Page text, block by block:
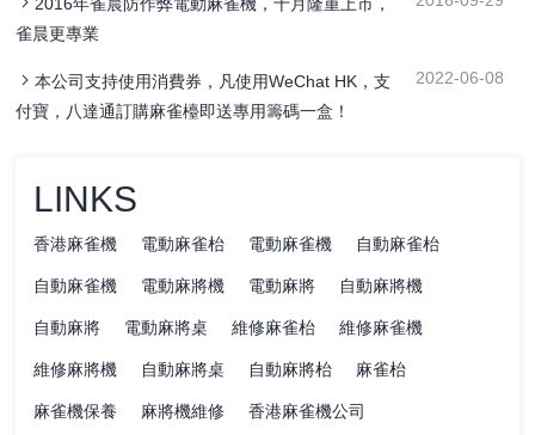
2016年雀晨防作弊電動麻雀機，十月隆重上市，
雀晨更專業
本公司支持使用消費券，凡使用WeChat HK，支
付寶，八達通訂購麻雀檯即送專用籌碼一盒！
2022-06-08
LINKS
香港麻雀機 電動麻雀枱 電動麻雀機 自動麻雀枱
自動麻雀機 電動麻將機 電動麻將 自動麻將機
自動麻將 電動麻將桌 維修麻雀枱 維修麻雀機
維修麻將機 自動麻將桌 自動麻將枱 麻雀枱
麻雀機保養 麻將機維修 香港麻雀機公司